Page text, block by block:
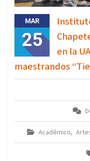
MAR
25
en la
maestrandos
Académico,